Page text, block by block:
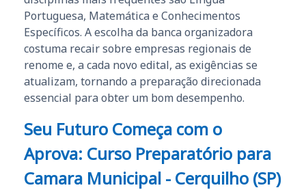
Portuguesa, Matemática e Conhecimentos
Específicos. A escolha da banca organizadora
costuma recair sobre empresas regionais de
renome e, a cada novo edital, as exigências se
atualizam, tornando a preparação direcionada
essencial para obter um bom desempenho.
Seu Futuro Começa com o
Aprova: Curso Preparatório para
Camara Municipal - Cerquilho (SP)